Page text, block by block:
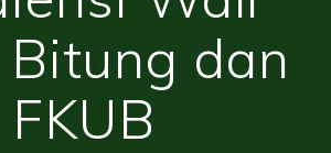
dan
FKUB